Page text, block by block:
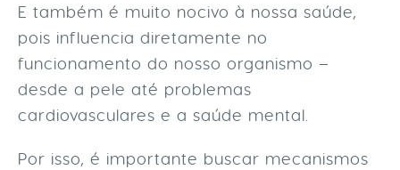
E também é muito nocivo à nossa saúde,
pois influencia diretamente no
funcionamento do nosso organismo –
desde a pele até problemas
cardiovasculares e a saúde mental.
Por isso, é importante buscar mecanismos